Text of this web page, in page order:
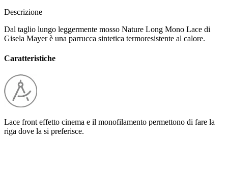
Descrizione
Dal taglio lungo leggermente mosso Nature Long Mono Lace di
Gisela Mayer è una parrucca sintetica termoresistente al calore.
Caratteristiche
Lace front effetto cinema e il monofilamento permettono di fare la
riga dove la si preferisce.